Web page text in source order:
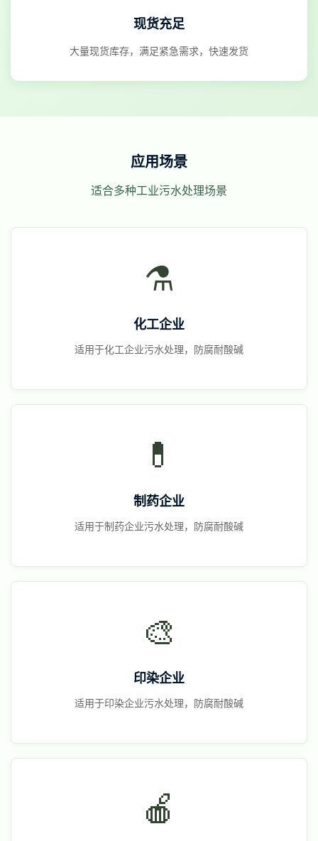
现货充足
大量现货库存，满足紧急需求，快速发货
应用场景
适合多种工业污水处理场景
⚗️
化工企业
适用于化工企业污水处理，防腐耐酸碱
💊
制药企业
适用于制药企业污水处理，防腐耐酸碱
🎨
印染企业
适用于印染企业污水处理，防腐耐酸碱
🍎